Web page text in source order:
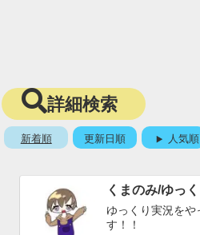
詳細検索
新着順 更新日順 人気順
くまのみ/ゆっく
ゆっくり実況を
す！！